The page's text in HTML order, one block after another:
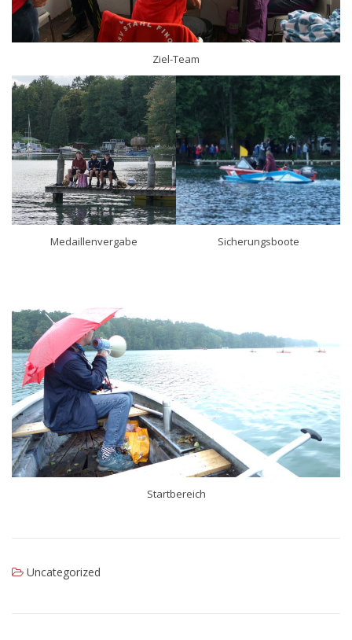
Ziel-Team
Medaillenvergabe Sicherungsboote
Startbereich
Uncategorized